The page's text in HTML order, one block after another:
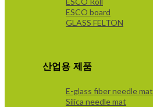
ESCO board
GLASS FELTON
산업용 제품
E-glass fiber needle mat
Silica needle mat